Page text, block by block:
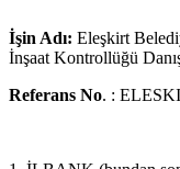
İşin Adı: Eleşkirt
İnşaat Kontrollüğü
Referans No. :